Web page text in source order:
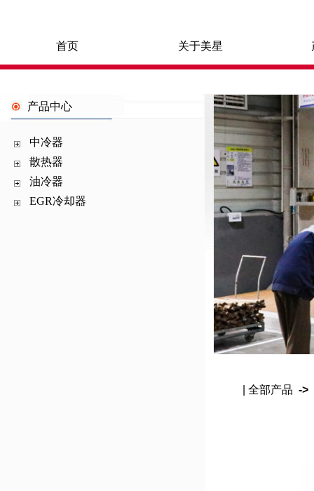
首页 关于美星
产品中心
中冷器
散热器
油冷器
EGR冷却器
| 全部产品 ->